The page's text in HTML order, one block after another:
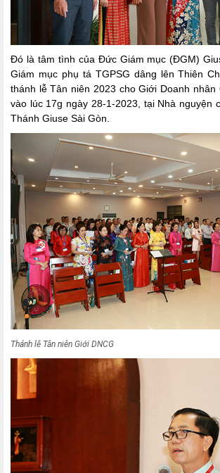
Đó là tâm tình của Đức Giám mục (ĐGM)
Giám mục phụ tá TGPSG dâng lên Thiên
thánh lễ Tân niên 2023 cho Giới Doanh nhân
vào lúc 17g ngày 28-1-2023, tại Nhà nguyện
Thánh Giuse Sài Gòn.
Thánh lễ Tân niên Giới DNCG